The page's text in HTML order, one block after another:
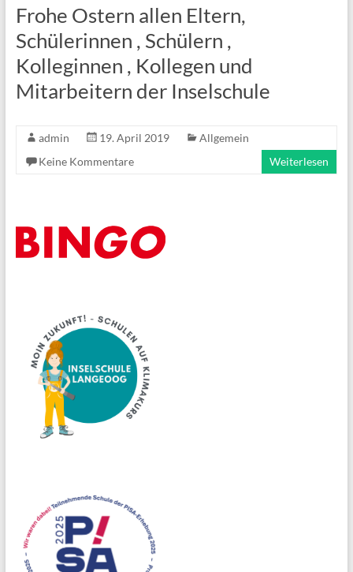
Frohe Ostern allen Eltern,
Schülerinnen , Schülern ,
Kolleginnen , Kollegen und
Mitarbeitern der Inselschule
admin 19. April 2019
Allgemein
Keine Kommentare
Weiterlesen